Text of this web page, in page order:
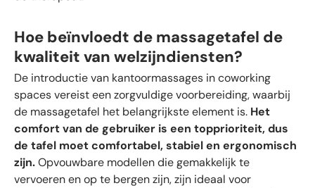
Hoe beïnvloedt de massagetafel de
kwaliteit van welzijndiensten?
De introductie van kantoormassages in coworking
spaces vereist een zorgvuldige voorbereiding, waarbij
de massagetafel het belangrijkste element is. Het
comfort van de gebruiker is een topprioriteit, dus
de tafel moet comfortabel, stabiel en ergonomisch
zijn.Opvouwbare modellen die gemakkelijk te
vervoeren en op te bergen zijn, zijn ideaal voor